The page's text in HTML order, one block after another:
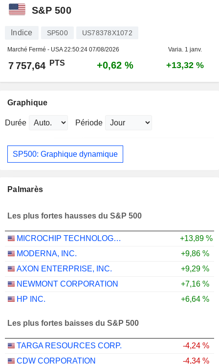
S&P 500
Indice SP500 US78378X1072
Marché Fermé - USA22:50:24 07/08/2026 Varia. 1 janv.
7 757,64 PTS +0,62 % +13,32 %
Graphique
Durée Période
SP500: Graphique dynamique
Palmarès
Les plus fortes hausses du S&P 500
MICROCHIP TECHNOLOGY INCORPORATED
+13,89 %
MODERNA, INC.
+9,86 %
AXON ENTERPRISE, INC.
+9,29 %
NEWMONT CORPORATION
+7,16 %
HP INC.
+6,64 %
Les plus fortes baisses du S&P 500
TARGA RESOURCES CORP.
-4,24 %
CDW CORPORATION
-4,34 %